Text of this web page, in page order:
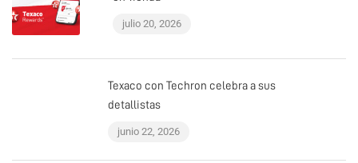
julio 20, 2026
Texaco con Techron celebra a sus
detallistas
junio 22, 2026